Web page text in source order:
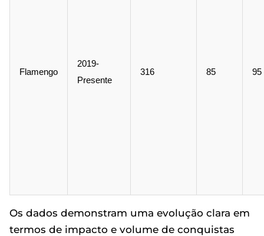
Flamengo
2019-
Presente
316 85 95
Os dados demonstram uma evolução clara em
termos de impacto e volume de conquistas